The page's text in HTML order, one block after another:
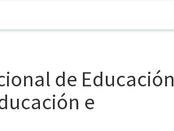
de Educación
e